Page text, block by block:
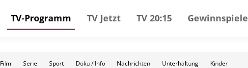
TV-Programm TV Jetzt TV 20:15 Gewinnspiele
Film Serie Sport Doku / Info Nachrichten Unterhaltung Kinder